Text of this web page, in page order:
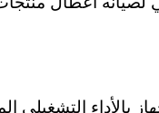
بالأداء التشغيلي